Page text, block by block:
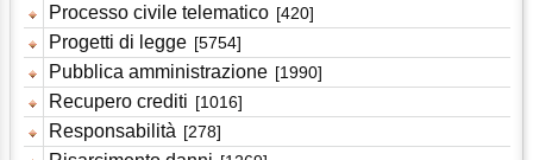
Processo civile telematico [420]
Progetti di legge [5754]
Pubblica amministrazione [1990]
Recupero crediti [1016]
Responsabilità [278]